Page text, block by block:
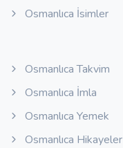
Osmanlıca İsimler
Osmanlıca Takvim
Osmanlıca İmla
Osmanlıca Yemek
Osmanlıca Hikayeler